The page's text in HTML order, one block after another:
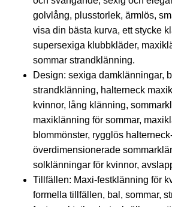
golvlång, plusstorlek, ärmlös,
visa din bästa kurva, ett stycke
supersexiga klubbkläder,
sommar strandklänning.
Design: sexiga damklänningar,
strandklänning, halterneck
kvinnor, lång klänning,
maxiklänning för sommar,
blommönster, rygglös
överdimensionerade
solklänningar för kvinnor,
Tillfällen: Maxi-festklänning för
formella tillfällen, bal, sommar,